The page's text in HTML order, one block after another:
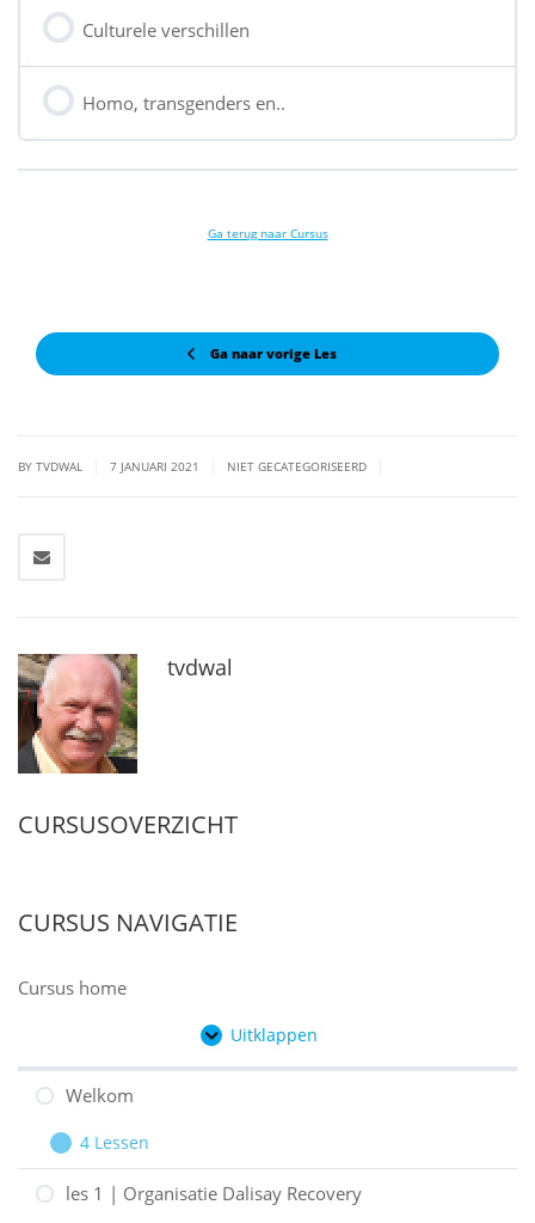
Culturele verschillen
Homo, transgenders en..
Ga naar vorige Les
Ga terug naar Cursus
BY TVDWAL 7 JANUARI 2021 NIET GECATEGORISEERD
tvdwal
CURSUSOVERZICHT
CURSUS NAVIGATIE
Cursus home
Uitklappen
Hoofdstukken
Welkom
Uitbreiden
Welkom
4 Lessen
les 1 | Organisatie Dalisay Recovery